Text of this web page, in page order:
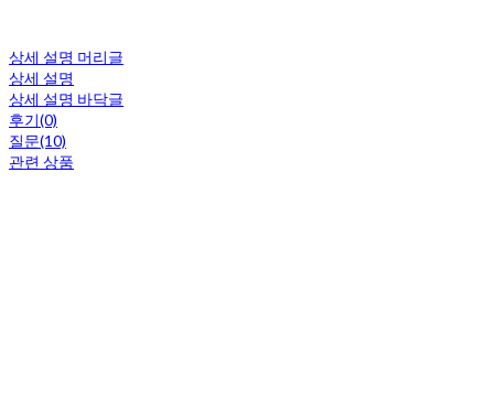
상세 설명 머리글
상세 설명
상세 설명 바닥글
후기(0)
질문(10)
관련 상품